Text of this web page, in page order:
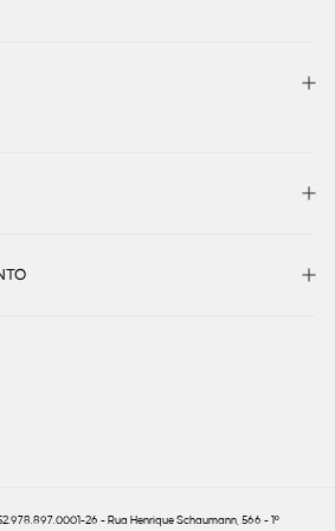
26 - Rua Henrique Schaumann, 566 - 1º